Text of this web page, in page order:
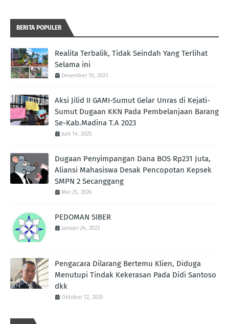
BERITA POPULER
Realita Terbalik, Tidak Seindah Yang Terlihat
Selama ini
Desember 10, 2023
Aksi Jilid II GAMI-Sumut Gelar Unras di Kejati-
Sumut Dugaan KKN Pada Pembelanjaan Barang
Se-Kab.Madina T.A 2023
Juni 14, 2025
Dugaan Penyimpangan Dana BOS Rp231 Juta,
Aliansi Mahasiswa Desak Pencopotan Kepsek
SMPN 2 Secanggang
Mei 25, 2026
PEDOMAN SIBER
Januari 24, 2023
Pengacara Dilarang Bertemu Klien, Diduga
Menutupi Tindak Kekerasan Pada Didi Santoso
dkk
Oktober 12, 2025